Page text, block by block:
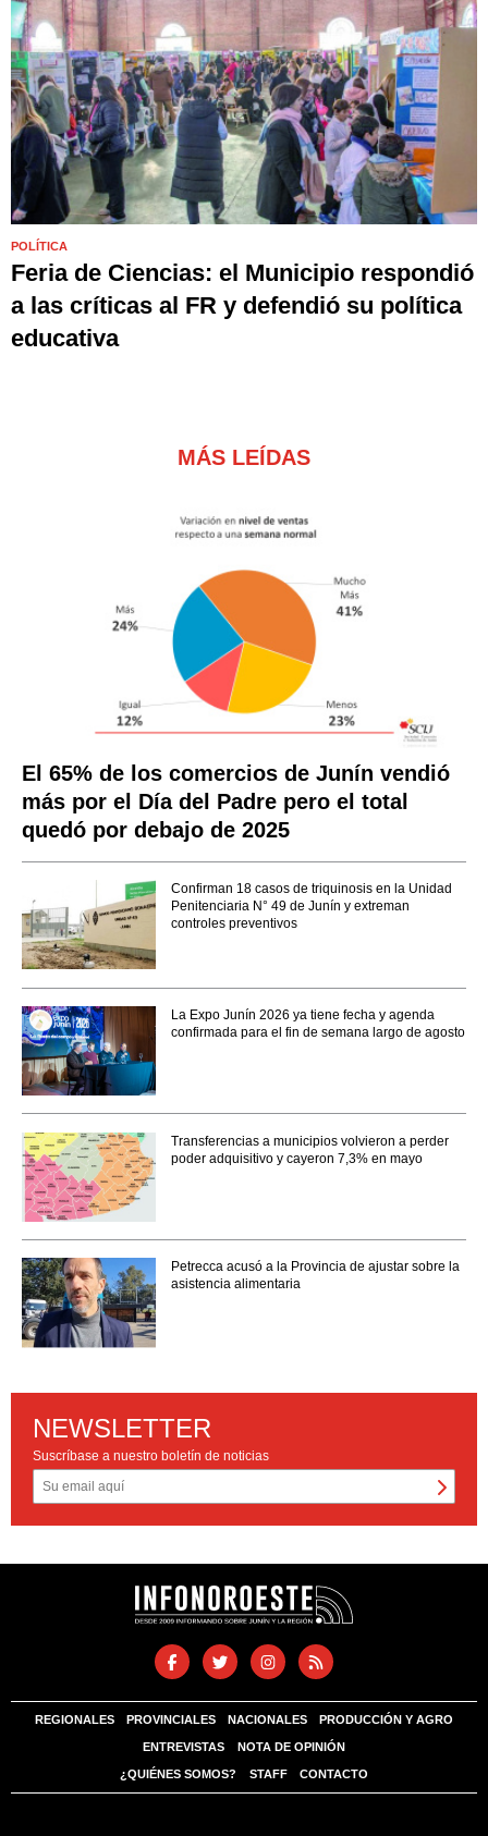
POLÍTICA
Feria de Ciencias: el Municipio respondió
a las críticas al FR y defendió su política
educativa
MÁS LEÍDAS
El 65% de los comercios de Junín vendió
más por el Día del Padre pero el total
quedó por debajo de 2025
Confirman 18 casos de triquinosis en la Unidad
Penitenciaria N° 49 de Junín y extreman
controles preventivos
La Expo Junín 2026 ya tiene fecha y agenda
confirmada para el fin de semana largo de agosto
Transferencias a municipios volvieron a perder
poder adquisitivo y cayeron 7,3% en mayo
Petrecca acusó a la Provincia de ajustar sobre la
asistencia alimentaria
NEWSLETTER
Suscríbase a nuestro boletín de noticias
REGIONALES PROVINCIALES NACIONALES PRODUCCIÓN Y AGRO
ENTREVISTAS NOTA DE OPINIÓN
¿QUIÉNES SOMOS? STAFF CONTACTO